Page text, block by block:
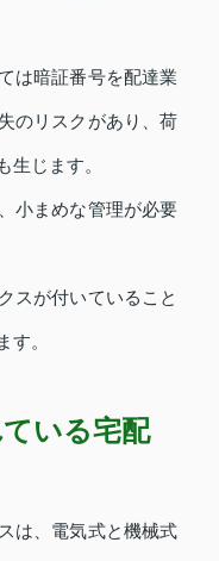
は暗証番号を配達業
のリスクがあり、荷
生じます。
小まめな管理が必要
スが付いていること
す。
いる宅配
は、電気式と機械式